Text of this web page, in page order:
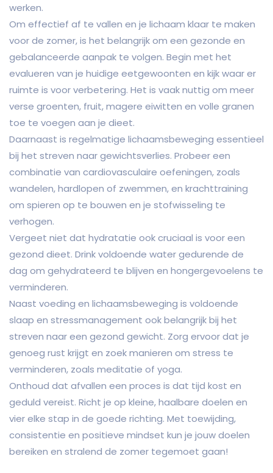
werken.
Om effectief af te vallen en je lichaam klaar te maken
voor de zomer, is het belangrijk om een gezonde en
gebalanceerde aanpak te volgen. Begin met het
evalueren van je huidige eetgewoonten en kijk waar er
ruimte is voor verbetering. Het is vaak nuttig om meer
verse groenten, fruit, magere eiwitten en volle granen
toe te voegen aan je dieet.
Daarnaast is regelmatige lichaamsbeweging essentieel
bij het streven naar gewichtsverlies. Probeer een
combinatie van cardiovasculaire oefeningen, zoals
wandelen, hardlopen of zwemmen, en krachttraining
om spieren op te bouwen en je stofwisseling te
verhogen.
Vergeet niet dat hydratatie ook cruciaal is voor een
gezond dieet. Drink voldoende water gedurende de
dag om gehydrateerd te blijven en hongergevoelens te
verminderen.
Naast voeding en lichaamsbeweging is voldoende
slaap en stressmanagement ook belangrijk bij het
streven naar een gezond gewicht. Zorg ervoor dat je
genoeg rust krijgt en zoek manieren om stress te
verminderen, zoals meditatie of yoga.
Onthoud dat afvallen een proces is dat tijd kost en
geduld vereist. Richt je op kleine, haalbare doelen en
vier elke stap in de goede richting. Met toewijding,
consistentie en positieve mindset kun je jouw doelen
bereiken en stralend de zomer tegemoet gaan!